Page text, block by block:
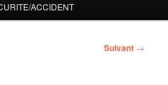
ACCIDENT
Suivant →